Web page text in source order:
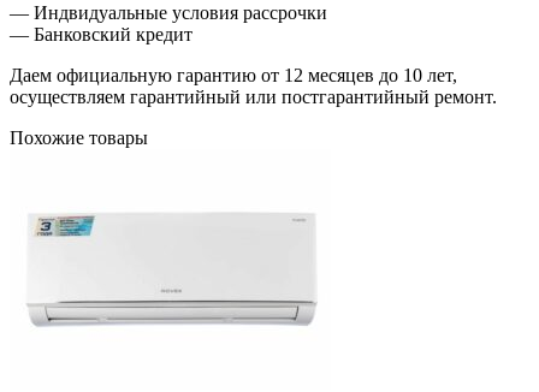
— Индвидуальные условия рассрочки
— Банковский кредит
Даем официальную гарантию от 12 месяцев до 10 лет,
осуществляем гарантийный или постгарантийный ремонт.
Похожие товары